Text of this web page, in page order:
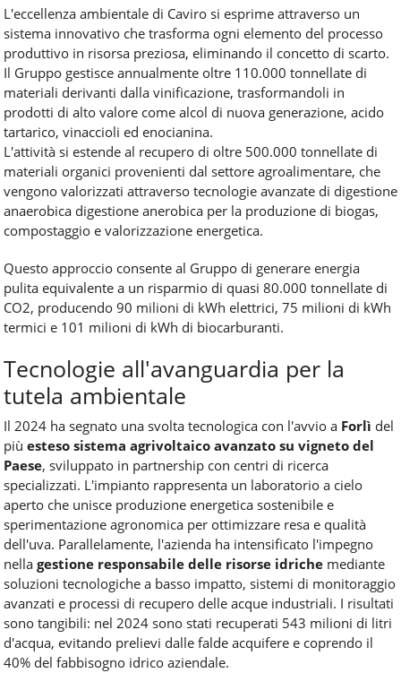
L'eccellenza ambientale di Caviro si esprime attraverso un
sistema innovativo che trasforma ogni elemento del processo
produttivo in risorsa preziosa, eliminando il concetto di scarto.
Il Gruppo gestisce annualmente oltre 110.000 tonnellate di
materiali derivanti dalla vinificazione, trasformandoli in
prodotti di alto valore come alcol di nuova generazione, acido
tartarico, vinaccioli ed enocianina.
L'attività si estende al recupero di oltre 500.000 tonnellate di
materiali organici provenienti dal settore agroalimentare, che
vengono valorizzati attraverso tecnologie avanzate di digestione
anaerobica digestione anerobica per la produzione di biogas,
compostaggio e valorizzazione energetica.
Questo approccio consente al Gruppo di generare energia
pulita equivalente a un risparmio di quasi 80.000 tonnellate di
CO2, producendo 90 milioni di kWh elettrici, 75 milioni di kWh
termici e 101 milioni di kWh di biocarburanti.
Tecnologie all'avanguardia per la
tutela ambientale
Il 2024 ha segnato una svolta tecnologica con l'avvio a Forlì del
più esteso sistema agrivoltaico avanzato su vigneto del
Paese, sviluppato in partnership con centri di ricerca
specializzati. L'impianto rappresenta un laboratorio a cielo
aperto che unisce produzione energetica sostenibile e
sperimentazione agronomica per ottimizzare resa e qualità
dell'uva. Parallelamente, l'azienda ha intensificato l'impegno
nella gestione responsabile delle risorse idriche mediante
soluzioni tecnologiche a basso impatto, sistemi di monitoraggio
avanzati e processi di recupero delle acque industriali. I risultati
sono tangibili: nel 2024 sono stati recuperati 543 milioni di litri
d'acqua, evitando prelievi dalle falde acquifere e coprendo il
40% del fabbisogno idrico aziendale.